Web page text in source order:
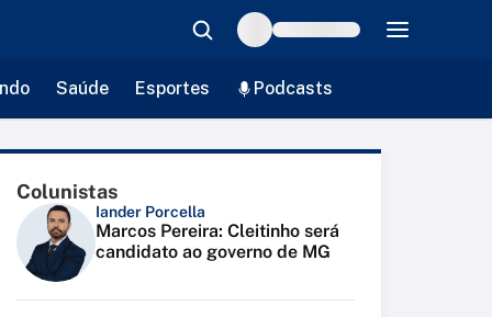
Saúde Esportes Podcasts
Colunistas
Iander Porcella
Marcos Pereira: Cleitinho será
candidato ao governo de MG